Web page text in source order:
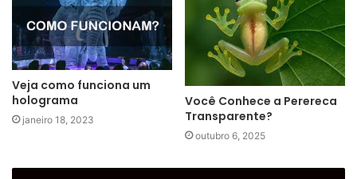
Veja como funciona um
holograma
janeiro 18, 2023
Você Conhece a Perereca
Transparente?
outubro 6, 2025